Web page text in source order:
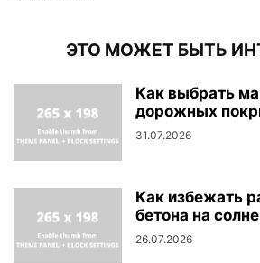
ЭТО МОЖЕТ БЫТЬ
Как выбрать
дорожных
31.07.2026
Как избежать
бетона на
26.07.2026